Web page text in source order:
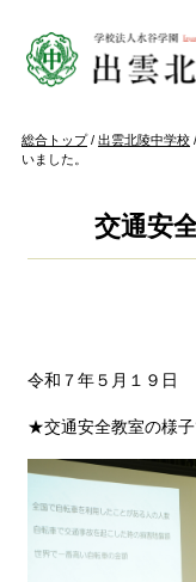
現
在
総合トップ/ 出雲北陵中学校 /
いました。
交通安
令和７年５月１９日
★交通安全教室の様子